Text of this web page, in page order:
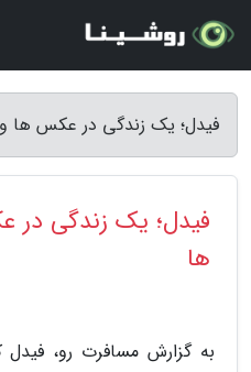
فیدل؛ یک زندگی در عکس ها
فیدل؛ یک زندگی در
ها
به گزارش مسافرت رو، فیدل